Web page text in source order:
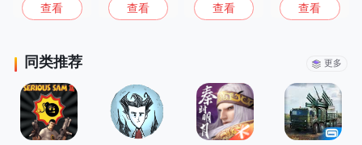
查看 查看 查看 查看
同类推荐 更多